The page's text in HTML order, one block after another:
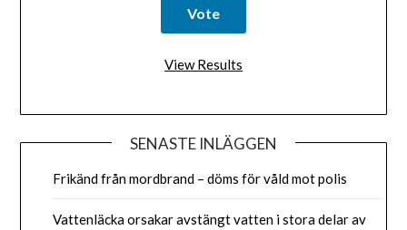
View Results
SENASTE INLÄGGEN
Frikänd från mordbrand – döms för våld mot polis
Vattenläcka orsakar avstängt vatten i stora delar av